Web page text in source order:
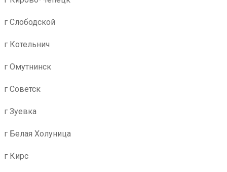
г Слободской
г Котельнич
г Омутнинск
г Советск
г Зуевка
г Белая Холуница
г Кирс